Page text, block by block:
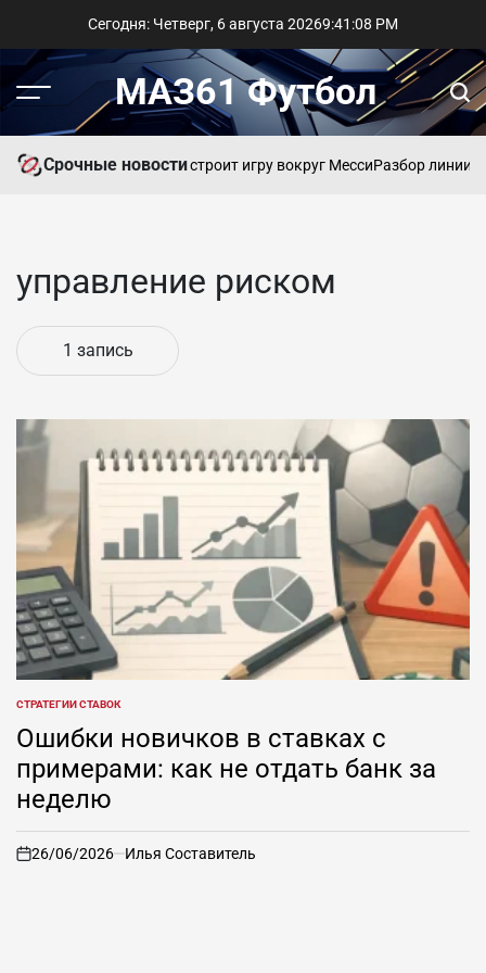
содержимому
Сегодня: Четверг, 6 августа 20269:41 :08 PM
Меню МАЗ61 Футбол
Срочные новости
Балаге: Скалони строит игру вокруг МессиРазбор линии
управление риском
1 запись
ОПУБЛИКОВАНО
СТРАТЕГИИ СТАВОК
Ошибки новичков в ставках с
примерами: как не отдать банк за
неделю
on
26/06/2026 Илья Составитель